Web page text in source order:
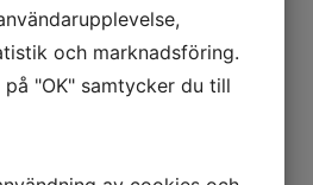
Nano-Round
och marknadsföring.
"OK" samtycker du till